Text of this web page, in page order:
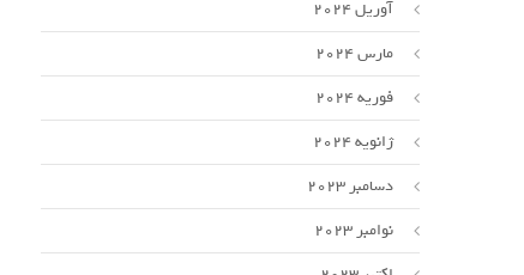
آوریل 2024
مارس 2024
فوریه 2024
ژانویه 2024
دسامبر 2023
نوامبر 2023